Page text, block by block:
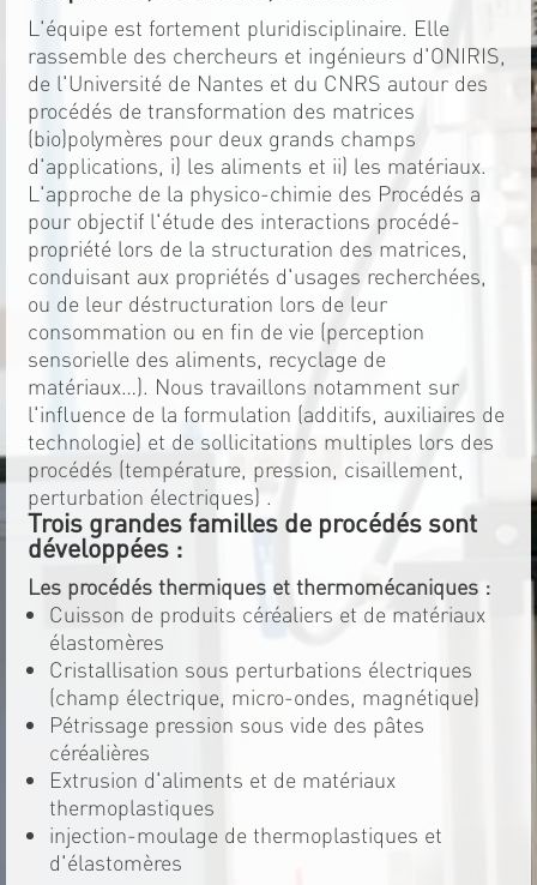
L'équipe est fortement pluridisciplinaire. Elle
rassemble des chercheurs et ingénieurs d'ONIRIS,
de l'Université de Nantes et du CNRS autour des
procédés de transformation des matrices
(bio)polymères pour deux grands champs
d'applications, i) les aliments et ii) les matériaux.
L'approche de la physico-chimie des Procédés a
pour objectif l'étude des interactions procédé-
propriété lors de la structuration des matrices,
conduisant aux propriétés d'usages recherchées,
ou de leur déstructuration lors de leur
consommation ou en fin de vie (perception
sensorielle des aliments, recyclage de
matériaux…). Nous travaillons notamment sur
l'influence de la formulation (additifs, auxiliaires de
technologie) et de sollicitations multiples lors des
procédés (température, pression, cisaillement,
perturbation électriques) .
Trois grandes familles de procédés sont
développées :
Les procédés thermiques et thermomécaniques :
Cuisson de produits céréaliers et de matériaux
élastomères
Cristallisation sous perturbations électriques
(champ électrique, micro-ondes, magnétique)
Pétrissage pression sous vide des pâtes
céréalières
Extrusion d'aliments et de matériaux
thermoplastiques
injection-moulage de thermoplastiques et
d'élastomères